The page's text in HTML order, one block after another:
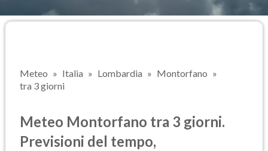
Meteo Italia Lombardia
Montorfano
tra 3 giorni
Meteo Montorfano tra 3 giorni.
Previsioni del tempo,